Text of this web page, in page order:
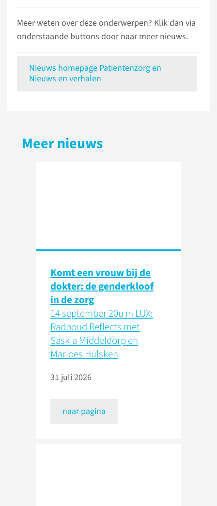
Meer weten over deze onderwerpen? Klik dan via
onderstaande buttons door naar meer nieuws.
Nieuws homepage Patientenzorg en
Nieuws en verhalen
Meer nieuws
Komt een vrouw bij de
dokter: de genderkloof
in de zorg
14 september 20u in LUX:
Radboud Reflects met
Saskia Middeldorp en
Marloes Hülsken
31 juli 2026
naar pagina